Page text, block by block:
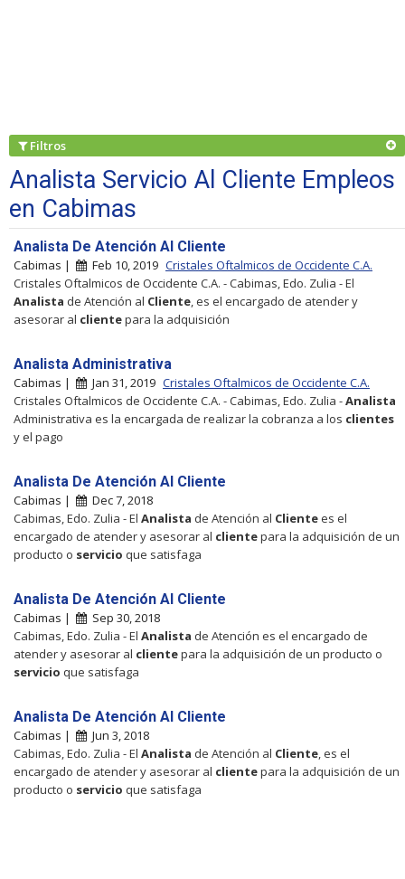
Filtros
Analista Servicio Al Cliente Empleos
en Cabimas
Analista De Atención Al Cliente
Cabimas | Feb 10, 2019 Cristales Oftalmicos de Occidente C.A.
Cristales Oftalmicos de Occidente C.A. - Cabimas, Edo. Zulia - El
Analista de Atención al Cliente , es el encargado de atender y
asesorar al clientepara la adquisición
Analista Administrativa
Cabimas | Jan 31, 2019 Cristales Oftalmicos de Occidente C.A.
Cristales Oftalmicos de Occidente C.A. - Cabimas, Edo. Zulia -Analista
Administrativa es la encargada de realizar la cobranza a los clientes
y el pago
Analista De Atención Al Cliente
Cabimas |
Dec 7, 2018
Cabimas, Edo. Zulia - El Analista de Atención al Clientees el
encargado de atender y asesorar al clientepara la adquisición de un
producto o servicio que satisfaga
Analista De Atención Al Cliente
Cabimas |
Sep 30, 2018
Cabimas, Edo. Zulia - El Analista de Atención es el encargado de
atender y asesorar al clientepara la adquisición de un producto o
servicio que satisfaga
Analista De Atención Al Cliente
Cabimas |
Jun 3, 2018
Cabimas, Edo. Zulia - El Analista de Atención al Cliente , es el
encargado de atender y asesorar al clientepara la adquisición de un
producto o servicio que satisfaga